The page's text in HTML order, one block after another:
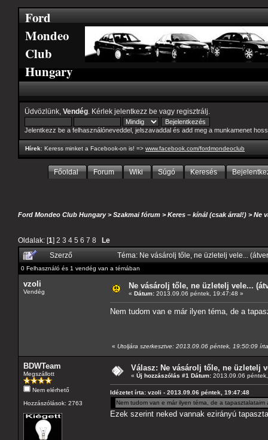
Ford
Mondeo
Club
Hungary
Üdvözlünk, Vendég . Kérlek jelentkezz be vagy regisztrálj
Jelentkezz be a felhasználóneveddel, jelszavaddal és add meg a munkamenet
Hírek: Keress minket a Facebook-on is! => www.facebook.com/fordmondeoclub
Főoldal Forum Wiki Súgó Keresés
Ford Mondeo Club Hungary>Szakmai fórum >Keres – kínál (csak árral!) >Ne
Oldalak: [1] 2 3 4 5 6 7 8
Le
Szerző
Téma: Ne vásárolj tőle, ne üzletelj vele...
0 Felhasználó és 1 vendég van a témában
vzoli
Vendég
Ne vásárolj tőle, ne üzletelj vele...
« Dátum: 2013.09.06 péntek, 19:47:48 »
Nem tudom van e már ilyen téma, de a
« Utoljára szerkesztve: 2013.09.06 péntek, 19:50:09
BDWTeam
Megszállott
Nem elérhető
Hozzászólások: 2763
Válasz: Ne vásárolj tőle, ne üzletelj
« Új hozzászólás #1 Dátum: 2013.09.06
Idézetet írta: vzoli - 2013.09.06 péntek, 19:47:48
Nem tudom van e már ilyen téma, de a
Ezek szerint neked vannak ezirányú